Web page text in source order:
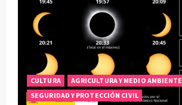
CULTURA
AGRICULTURA Y MEDIO AMBIENTE
SEGURIDAD Y PROTECCIÓN CIVIL